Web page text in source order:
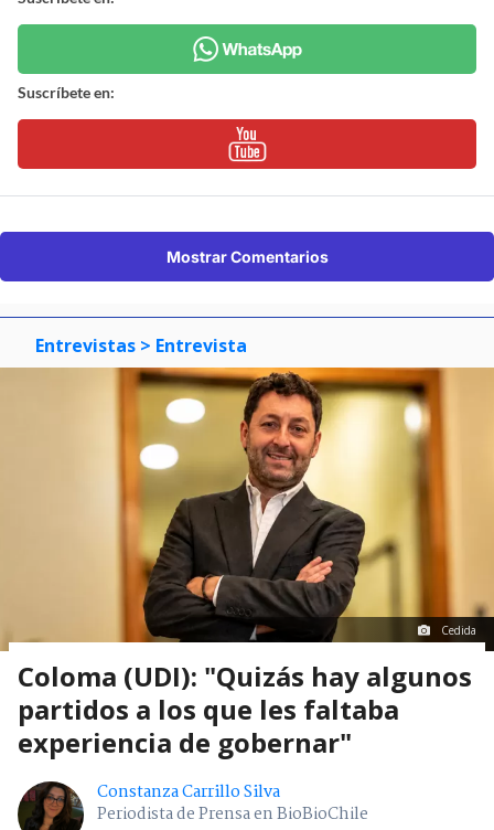
Suscríbete en:
Mostrar Comentarios
Entrevistas > Entrevista
Cedida
Coloma (UDI): "Quizás hay algunos
partidos a los que les faltaba
experiencia de gobernar"
Constanza Carrillo Silva
Periodista de Prensa en BioBioChile